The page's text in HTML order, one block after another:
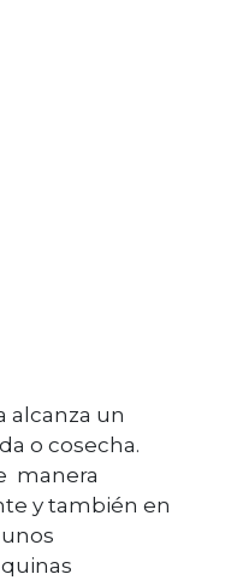
alcanza un
o cosecha.
manera
y también en